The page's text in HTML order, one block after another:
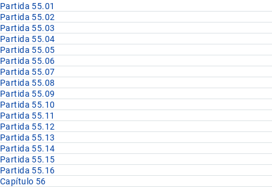
Partida 55.01
Partida 55.02
Partida 55.03
Partida 55.04
Partida 55.05
Partida 55.06
Partida 55.07
Partida 55.08
Partida 55.09
Partida 55.10
Partida 55.11
Partida 55.12
Partida 55.13
Partida 55.14
Partida 55.15
Partida 55.16
Capítulo 56